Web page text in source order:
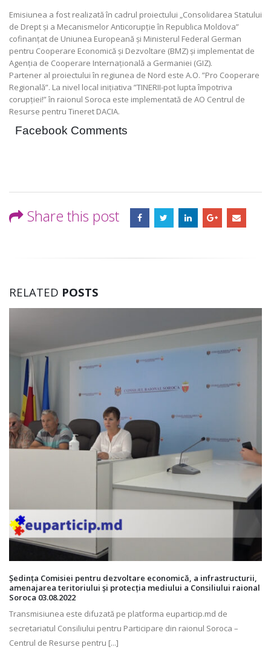
Emisiunea a fost realizată în cadrul proiectului „Consolidarea Statului
de Drept și a Mecanismelor Anticorupție în Republica Moldova”
cofinanțat de Uniunea Europeană și Ministerul Federal German
pentru Cooperare Economică și Dezvoltare (BMZ) și implementat de
Agenția de Cooperare Internațională a Germaniei (GIZ).
Partener al proiectului în regiunea de Nord este A.O. ”Pro Cooperare
Regională”. La nivel local inițiativa ”TINERII-pot lupta împotriva
corupției!” în raionul Soroca este implementată de AO Centrul de
Resurse pentru Tineret DACIA.
Facebook Comments
Share this post
RELATED POSTS
Ședința Comisiei pentru dezvoltare economică, a infrastructurii,
amenajarea teritoriului și protecția mediului a Consiliului raional
Soroca 03.08.2022
Transmisiunea este difuzată pe platforma euparticip.md de
secretariatul Consiliului pentru Participare din raionul Soroca –
Centrul de Resurse pentru [...]